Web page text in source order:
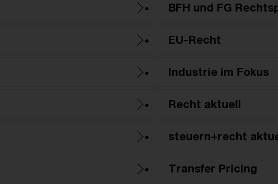
BFH und FG
EU-Recht
Industrie im Fokus
Recht aktuell
steuern+recht
Transfer Pricing